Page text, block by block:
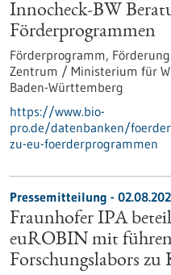
Innocheck-BW
Förderprogrammen
Förderprogramm,
Zentrum / Ministerium für
Baden-Württemberg
https://www.bio-
pro.de/datenbanken/
zu-eu-foerderprogrammen
Pressemitteilung -
Fraunhofer IPA
euROBIN mit
Forschungslabors